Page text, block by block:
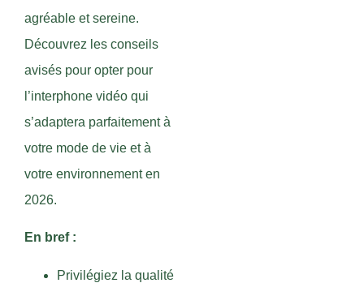
agréable et sereine.
Découvrez les conseils
avisés pour opter pour
l’interphone vidéo qui
s’adaptera parfaitement à
votre mode de vie et à
votre environnement en
2026.
En bref :
Privilégiez la qualité